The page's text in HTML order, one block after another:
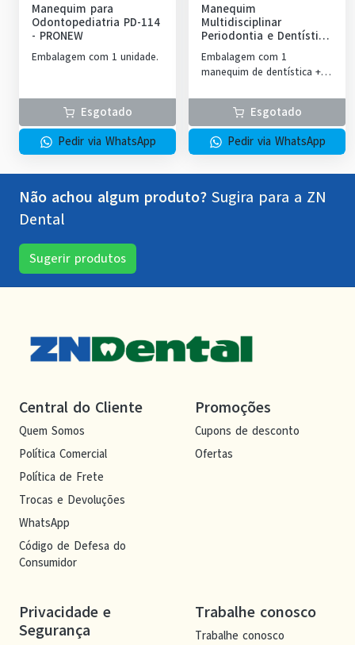
Manequim para
Odontopediatria PD-114
- PRONEW
Embalagem com 1 unidade.
Esgotado
Pedir via WhatsApp
Manequim
Multidisciplinar
Periodontia e Dentística
- Ref. 1031N
ORAIS
Embalagem com 1
manequim de dentística + 1
periodontia + 1 par de
gengivas transparentes.
Esgotado
Pedir via WhatsApp
Não achou algum produto? Sugira para a ZN
Dental
Sugerir produtos
Central do Cliente
Quem Somos
Política Comercial
Política de Frete
Trocas e Devoluções
WhatsApp
Código de Defesa do
Consumidor
Promoções
Cupons de desconto
Ofertas
Privacidade e
Segurança
Trabalhe conosco
Trabalhe conosco